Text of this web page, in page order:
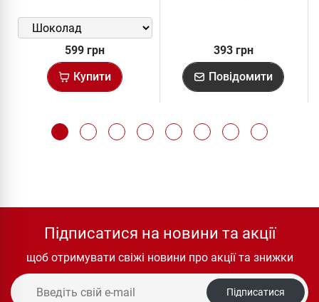
599 грн
Купити
393 грн
Повідомити
Підписатися на новини та акції
щоб отримувати свіжі новини про акції та знижки
Підписатися